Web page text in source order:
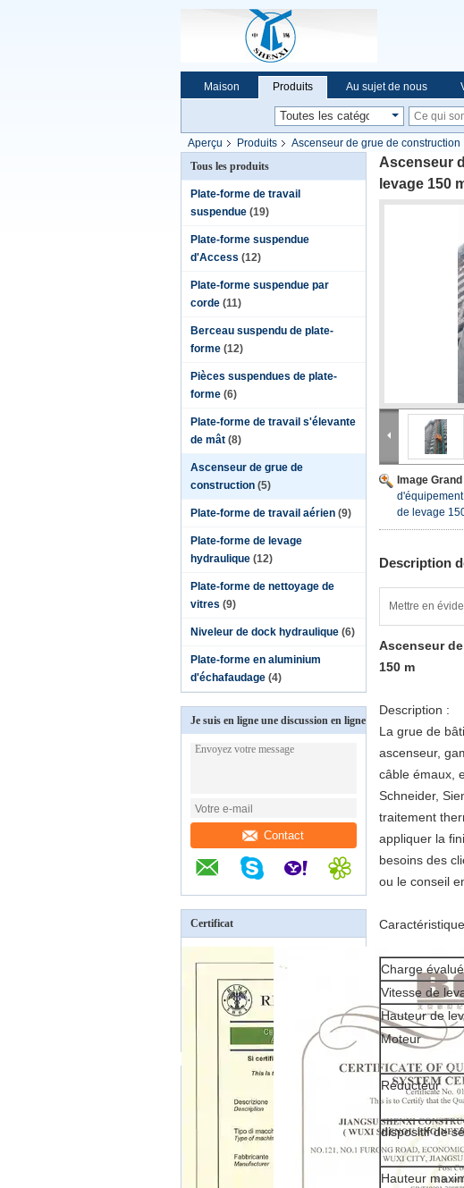
Maison Produits Au sujet de nous
Nouvelles de société
Aperçu Produits Ascenseur de grue de construction
Tous les produits
Plate-forme de travail
suspendue (19)
Plate-forme suspendue
d'Access (12)
Plate-forme suspendue par
corde (11)
Berceau suspendu de plate-
forme (12)
Pièces suspendues de plate-
forme (6)
Plate-forme de travail s'élevante
de mât (8)
Ascenseur de grue de
construction (5)
Plate-forme de travail aérien (9)
Plate-forme de levage
hydraulique (12)
Plate-forme de nettoyage de
vitres (9)
Niveleur de dock hydraulique (6)
Plate-forme en aluminium
d'échafaudage (4)
Je suis en ligne une discussion en ligne
Contact
Certificat
Ascenseur
levage 150
Image Grand
de levage
Description
Mettre en
Ascenseur
150 m
Description :
La grue de
ascenseur,
câble émaux,
Schneider,
traitement
appliquer la
besoins des
ou le conseil
Charge
Vitesse de
Hauteur de
Moteur
Réducteur
dispositif de
Hauteur